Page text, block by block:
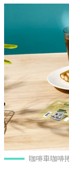
咖啡車咖啡